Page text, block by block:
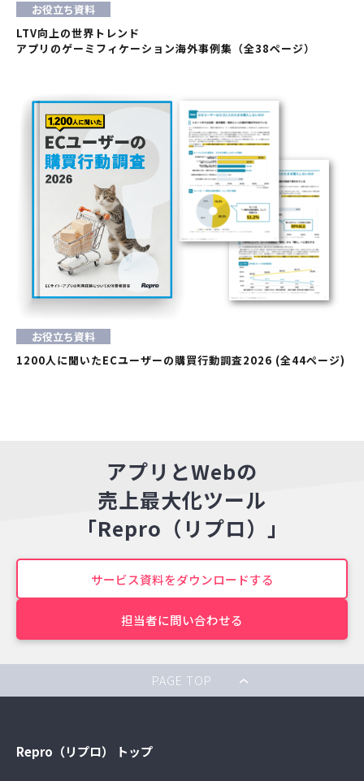
お役立ち資料
LTV向上の世界トレンド
アプリのゲーミフィケーション海外事例集（全38ページ）
お役立ち資料
1200人に聞いたECユーザーの購買行動調査2026 (全44ページ)
アプリとWebの
売上最大化ツール
「Repro（リプロ）」
サービス資料をダウンロードする
担当者に問い合わせる
PAGE TOP
Repro（リプロ） トップ